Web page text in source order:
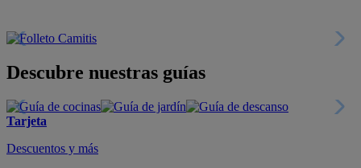
Descubre nuestras guías
Tarjeta
Descuentos y más